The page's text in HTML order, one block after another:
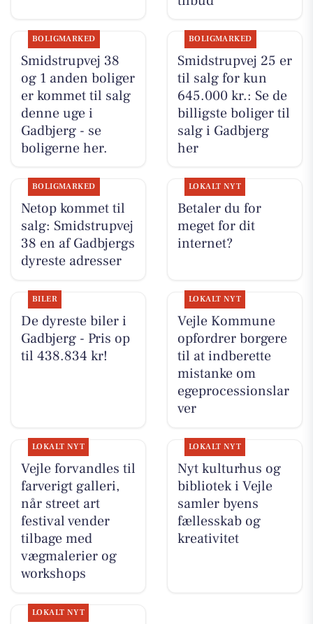
BOLIGMARKED
Smidstrupvej 38
og 1 anden boliger
er kommet til salg
denne uge i
Gadbjerg - se
boligerne her.
BOLIGMARKED
Smidstrupvej 25 er
til salg for kun
645.000 kr.: Se de
billigste boliger til
salg i Gadbjerg
her
BOLIGMARKED
Netop kommet til
salg: Smidstrupvej
38 en af Gadbjergs
dyreste adresser
LOKALT NYT
Betaler du for
meget for dit
internet?
BILER
De dyreste biler i
Gadbjerg - Pris op
til 438.834 kr!
LOKALT NYT
Vejle Kommune
opfordrer borgere
til at indberette
mistanke om
egeprocessionslar
ver
LOKALT NYT
Vejle forvandles til
farverigt galleri,
når street art
festival vender
tilbage med
vægmalerier og
workshops
LOKALT NYT
Nyt kulturhus og
bibliotek i Vejle
samler byens
fællesskab og
kreativitet
LOKALT NYT